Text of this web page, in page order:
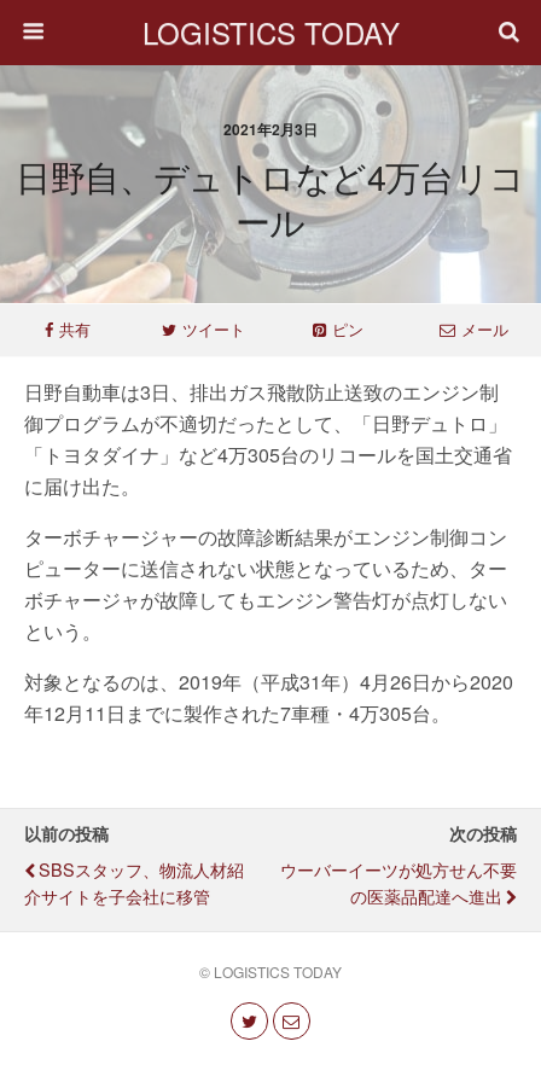
LOGISTICS TODAY
2021年2月3日
日野自、デュトロなど4万台リコ
ール
共有 ツイート ピン メール
日野自動車は3日、排出ガス飛散防止送致のエンジン制
御プログラムが不適切だったとして、「日野デュトロ」
「トヨタダイナ」など4万305台のリコールを国土交通省
に届け出た。
ターボチャージャーの故障診断結果がエンジン制御コン
ピューターに送信されない状態となっているため、ター
ボチャージャが故障してもエンジン警告灯が点灯しない
という。
対象となるのは、2019年（平成31年）4月26日から2020
年12月11日までに製作された7車種・4万305台。
以前の投稿
SBSスタッフ、物流人材紹
介サイトを子会社に移管
次の投稿
ウーバーイーツが処方せん不要
の医薬品配達へ進出
© LOGISTICS TODAY